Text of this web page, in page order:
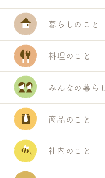
暮らしのこと
料理のこと
みんなの暮らし
商品のこと
社内のこと